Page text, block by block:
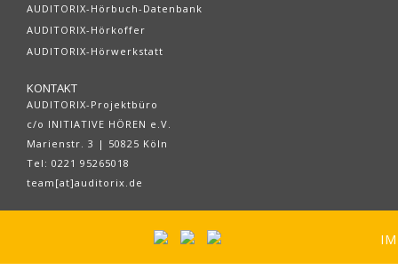
AUDITORIX-Hörbuch-Datenbank
AUDITORIX-Hörkoffer
AUDITORIX-Hörwerkstatt
KONTAKT
AUDITORIX-Projektbüro
c/o INITIATIVE HÖREN e.V.
Marienstr. 3 | 50825 Köln
Tel: 0221 95265018
team[at]auditorix.de